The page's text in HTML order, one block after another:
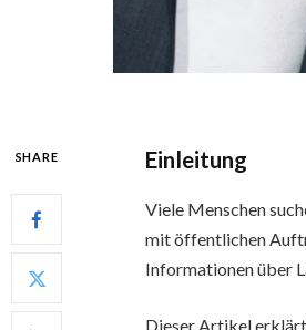
SHARE Einleitung
Viele Menschen
mit öffentlichen
Informationen über
Dieser Artikel erklärt